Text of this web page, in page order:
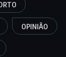
OPINIÃO